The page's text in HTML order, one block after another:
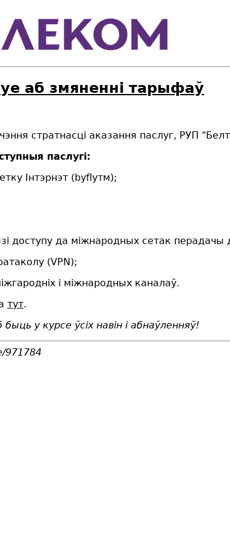
аб змяненні тарыфаў
стратнасці аказання паслуг, РУП
паслугі:
Інтэрнэт (byflyтм);
доступу да міжнародных сетак перадачы
(VPN);
і міжнародных каналаў.
тут.
быць у курсе ўсіх навін і абнаўленняў!
971784